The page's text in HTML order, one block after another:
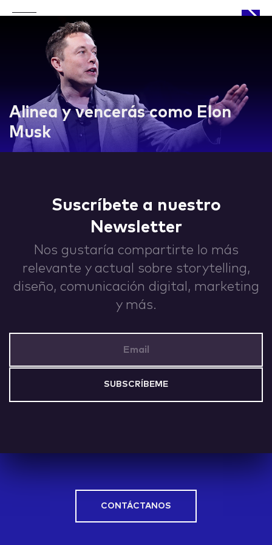
Alinea y vencerás como Elon
Musk
Suscríbete a nuestro
Newsletter
Nos gustaría compartirte lo más
relevante y actual sobre storytelling,
diseño, comunicación digital, marketing
y más.
CONTÁCTANOS
APPROACH
WORKS
CONTACT